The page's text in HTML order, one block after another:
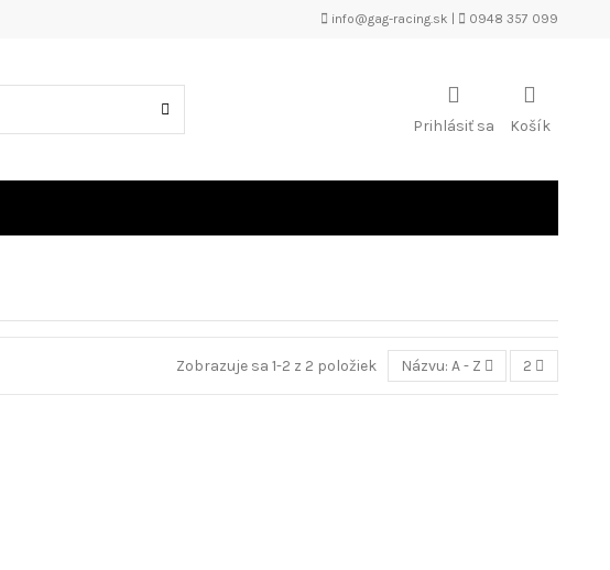
info@gag-racing.sk 0948 357 099
Prihlásiť sa Košík
Zobrazuje sa 1-2 z 2 položiek Názvu: A - Z 2